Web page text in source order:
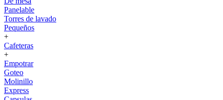
Panelable
Torres de lavado
Pequeños
+
Cafeteras
+
Empotrar
Goteo
Molinillo
Express